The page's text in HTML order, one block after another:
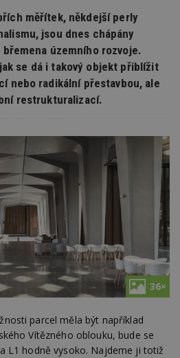
měřítek, někdejší perly
jsou dnes chápány
územního rozvoje.
se dá i takový objekt přiblížit
nebo radikální přestavbou, ale
restrukturalizací.
36×
parcel měla být například
Vítězného oblouku, bude se
L1 hodně vysoko. Najdeme ji totiž